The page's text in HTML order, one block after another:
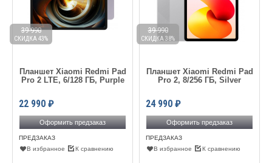
Планшет Xiaomi Redmi Pad
Pro 2 LTE, 6/128 ГБ, Purple
22 990 ₽
39 990
СКИДКА 43%
Оформить предзаказ
ПРЕДЗАКАЗ
В избранное
К сравнению
Планшет Xiaomi Redmi Pad
Pro 2, 8/256 ГБ, Silver
24 990 ₽
39 990
СКИДКА 38%
Оформить предзаказ
ПРЕДЗАКАЗ
В избранное
К сравнению